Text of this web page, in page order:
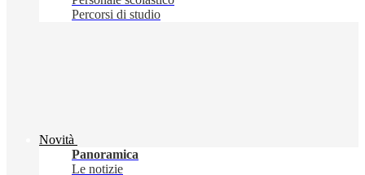
Percorsi di studio
Novità
Panoramica
Le notizie